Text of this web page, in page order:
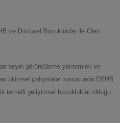
ve Dürtüsel Bozukluklar ile Olan
beyin görüntüleme yöntemleri ve
bilimsel çalışmalar sonucunda DEHB
temelli gelişimsel bozukluklar olduğu